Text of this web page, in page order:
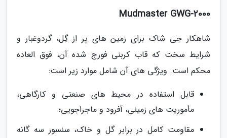
Mudmaster GWG-2000
شاهکار جی شاک برای زمین های پر از گِل، گردوغبار و
شرایط سخت که قاب کربنی فورج شده آن، فوق العاده
محکم است. ویژگی های آن شامل موارد زیر است:
قابل استفاده در محیط های صنعتی و کارگاهی،
مأموریت های زمینی، آفرود و ماجراجویی؛
مقاومت کامل در برابر گل و خاک، سنسور سه گانه